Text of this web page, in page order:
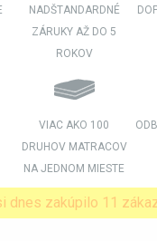
NADŠTANDARDNÉ
ZÁRUKY AŽ DO 5
ROKOV
VIAC AKO 100
DRUHOV MATRACOV
NA JEDNOM MIESTE
dnes zakúpilo 11